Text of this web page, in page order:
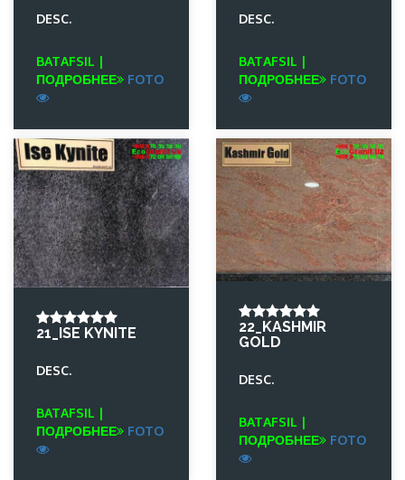
DESC.
BATAFSIL |
ПОДРОБНЕЕ
FOTO
DESC.
BATAFSIL |
ПОДРОБНЕЕ
FOTO
21_ISE KYNITE
DESC.
BATAFSIL |
ПОДРОБНЕЕ
FOTO
22_KASHMIR
GOLD
DESC.
BATAFSIL |
ПОДРОБНЕЕ
FOTO